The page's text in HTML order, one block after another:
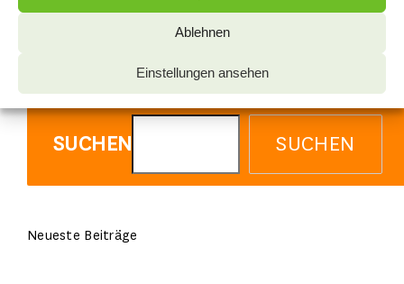
Ablehnen
Einstellungen ansehen
SUCHEN SUCHEN
Neueste Beiträge